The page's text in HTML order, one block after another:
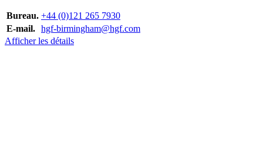
Bureau. +44 (0)121 265 7930
E-mail. hgf-birmingham@hgf.com
Afficher les détails